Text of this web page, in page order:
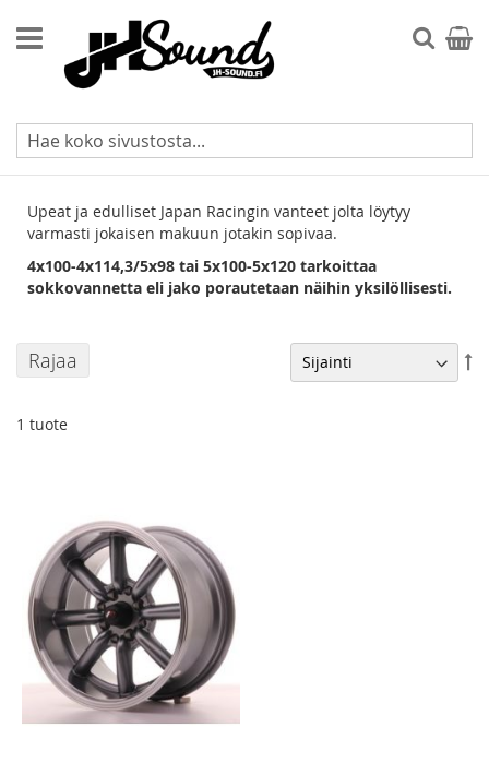
to
Content
Japan Racing JR-19
Upeat ja edulliset Japan Racingin vanteet jolta löytyy
varmasti jokaisen makuun jotakin sopivaa.
4x100-4x114,3/5x98 tai 5x100-5x120 tarkoittaa
sokkovannetta eli jako porautetaan näihin yksilöllisesti.
Rajaa
1 tuote